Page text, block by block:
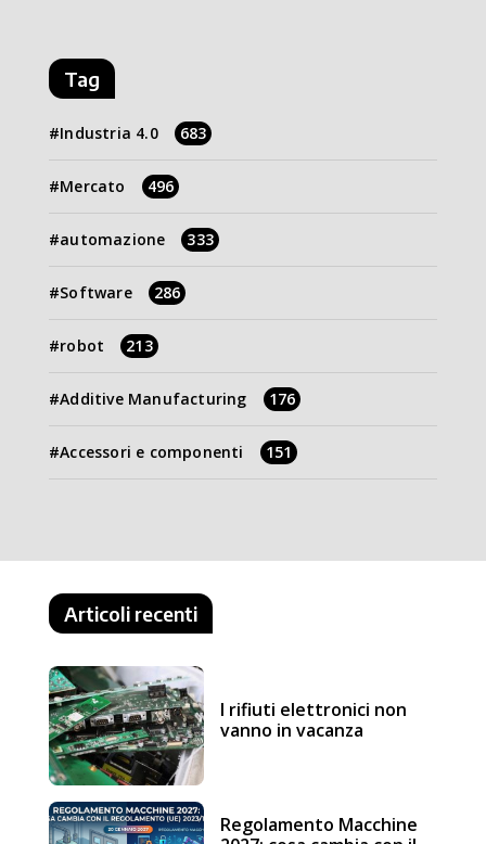
Tag
Industria 4.0 683
Mercato 496
automazione 333
Software 286
robot 213
Additive Manufacturing 176
Accessori e componenti 151
Articoli recenti
I rifiuti elettronici non
vanno in vacanza
Regolamento Macchine